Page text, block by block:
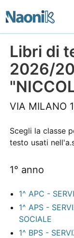
Libri di
2026/
VIA MILANO
Scegli la classe
testo usati
1° anno
1^ APC -
1^ APS -
SOCIALE
1^ BPS -